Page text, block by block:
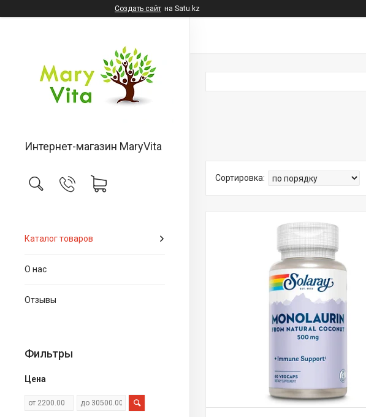
Создать сайт на Satu.kz
Интернет-магазин MaryVita
Каталог товаров
О нас
Отзывы
Фильтры
Цена